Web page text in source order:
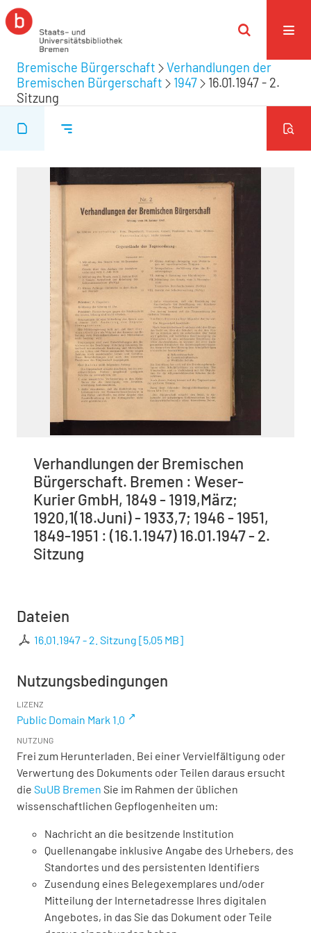
Bremische Bürgerschaft
Verhandlungen der
Bremischen Bürgerschaft
1947
16.01.1947 - 2.
Sitzung
Verhandlungen der Bremischen
Bürgerschaft. Bremen : Weser-
Kurier GmbH, 1849 - 1919,März;
1920,1(18.Juni) - 1933,7; 1946 - 1951,
1849-1951 : (16.1.1947) 16.01.1947 - 2.
Sitzung
Dateien
16.01.1947 - 2. Sitzung [5,05 MB]
Nutzungsbedingungen
LIZENZ
Public Domain Mark 1.0
NUTZUNG
Frei zum Herunterladen. Bei einer Vervielfältigung oder
Verwertung des Dokuments oder Teilen daraus ersucht
die SuUB Bremen Sie im Rahmen der üblichen
wissenschaftlichen Gepflogenheiten um:
Nachricht an die besitzende Institution
Quellenangabe inklusive Angabe des Urhebers, des
Standortes und des persistenten Identifiers
Zusendung eines Belegexemplares und/oder
Mitteilung der Internetadresse Ihres digitalen
Angebotes, in das Sie das Dokument oder Teile